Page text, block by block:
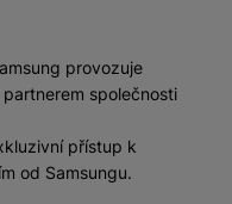
provozuje
partnerem společnosti
přístup k
od Samsungu.